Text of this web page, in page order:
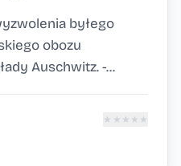
byłego
obozu
Auschwitz. -...
★ ★ ★ ★ ★